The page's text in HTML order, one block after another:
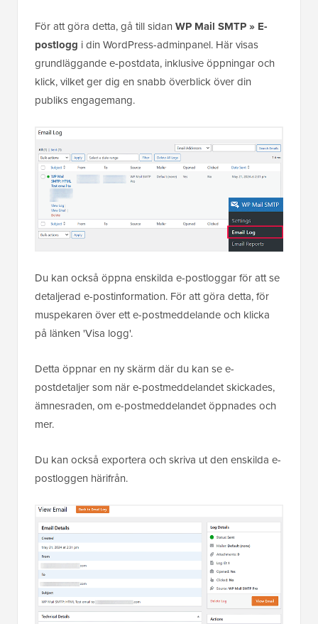
För att göra detta, gå till sidan WP Mail SMTP » E-
postlogg i din WordPress-adminpanel. Här visas
grundläggande e-postdata, inklusive öppningar och
klick, vilket ger dig en snabb överblick över din
publiks engagemang.
Du kan också öppna enskilda e-postloggar för att se
detaljerad e-postinformation. För att göra detta, för
muspekaren över ett e-postmeddelande och klicka
på länken 'Visa logg'.
Detta öppnar en ny skärm där du kan se e-
postdetaljer som när e-postmeddelandet skickades,
ämnesraden, om e-postmeddelandet öppnades och
mer.
Du kan också exportera och skriva ut den enskilda e-
postloggen härifrån.